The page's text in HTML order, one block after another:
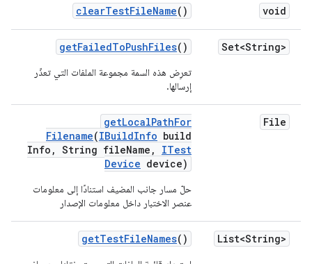
void
clearTestFileName()
Set<String>
getFailedToPushFiles()
تعرِض هذه السمة مجموعة الملفات التي تعذّر
إرسالها.
File
getLocalPathFor
Filename(IBuildInfo build
Info , String fileName ,
ITest
Device device)
حلّ مسار جانب المضيف استنادًا إلى معلومات
عنصر الاختبار داخل معلومات الإصدار
List<String>
getTestFileNames()